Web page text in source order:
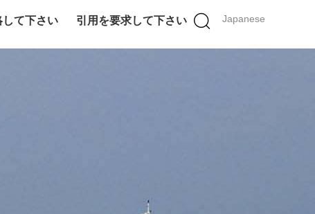
Japanese
て下さい 引用を要求して下さい